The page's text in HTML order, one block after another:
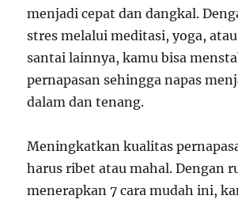
menjadi cepat dan dangkal.
stres melalui meditasi, yoga,
santai lainnya, kamu bisa
pernapasan sehingga napas
dalam dan tenang.
Meningkatkan kualitas
harus ribet atau mahal. Dengan
menerapkan 7 cara mudah ini,